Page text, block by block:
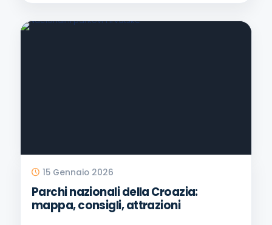
15 Gennaio 2026
Parchi nazionali della Croazia:
mappa, consigli, attrazioni